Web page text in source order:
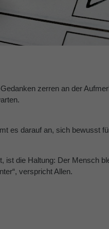
zerren an der
es darauf an, sich bewusst
ist die Haltung: Der Mensch
verspricht Allen.